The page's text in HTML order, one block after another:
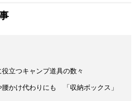
役立つキャンプ道具の数々
腰かけ代わりにも 「収納ボックス」